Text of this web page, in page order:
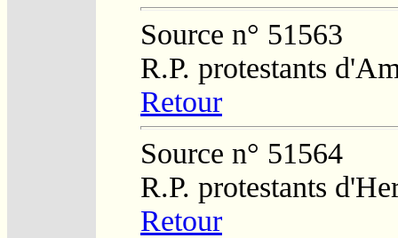
Source n° 51563
R.P. protestants
Retour
Source n° 51564
R.P. protestants
Retour